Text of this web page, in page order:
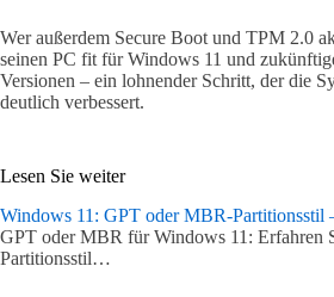
Wer außerdem Secure Boot und TPM 2.0
seinen PC fit für Windows 11 und
Versionen – ein lohnender Schritt, der die
deutlich verbessert.
Lesen Sie weiter
Windows 11: GPT oder MBR-Partitionsstil
GPT oder MBR für Windows 11: Erfahren
Partitionsstil…